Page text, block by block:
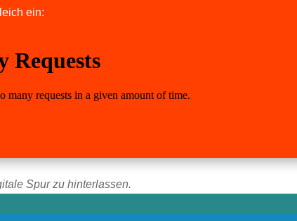
ein:
Spur zu hinterlassen.